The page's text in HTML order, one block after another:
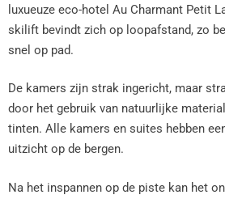
luxueuze eco-hotel Au Charmant Petit
skilift bevindt zich op loopafstand, zo
snel op pad.
De kamers zijn strak ingericht, maar
door het gebruik van natuurlijke
tinten. Alle kamers en suites hebben
uitzicht op de bergen.
Na het inspannen op de piste kan het